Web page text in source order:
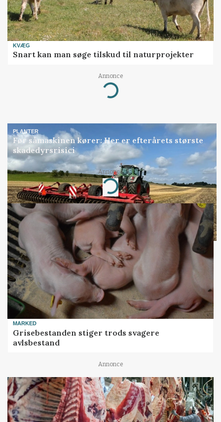
KVÆG
Snart kan man søge tilskud til naturprojekter
Annonce
Loading...
PLANTER
Før såmaskinen kører: Her er efterårets største
skadedyrsrisici
Annonce
Loading...
MARKED
Grisebestanden stiger trods svagere
avlsbestand
Annonce